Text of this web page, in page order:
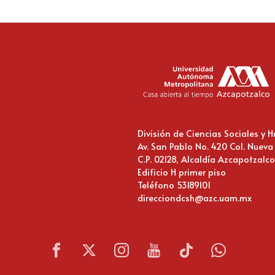
División de Ciencias Sociales y
Av. San Pablo No. 420 Col.
C.P. 02128, Alcaldía
Edificio H primer piso
Teléfono 53189101
direcciondcsh@azc.uam.mx